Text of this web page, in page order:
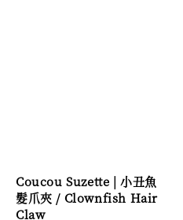
Coucou Suzette | 小丑魚
髮爪夾 / Clownfish Hair
Claw